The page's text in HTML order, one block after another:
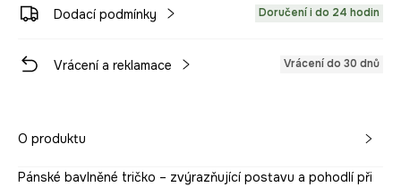
Dodací podmínky Doručení i do 24 hodin
Vrácení a reklamace Vrácení do 30 dnů
O produktu
Pánské bavlněné tričko – zvýrazňující postavu a pohodlí při